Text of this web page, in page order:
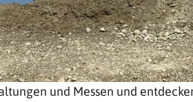
und Messen und